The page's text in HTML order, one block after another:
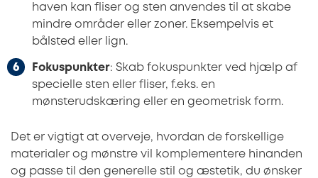
haven kan fliser og sten anvendes til at skabe
mindre områder eller zoner. Eksempelvis et
bålsted eller lign.
Fokuspunkter: Skab fokuspunkter ved hjælp af
specielle sten eller fliser, f.eks. en
mønsterudskæring eller en geometrisk form.
Det er vigtigt at overveje, hvordan de forskellige
materialer og mønstre vil komplementere hinanden
og passe til den generelle stil og æstetik, du ønsker